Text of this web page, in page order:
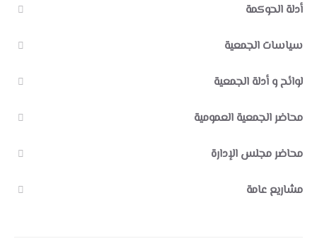
أدلة الحوكمة
سياسات الجمعية
لوائح و أدلة الجمعية
محاضر الجمعية العمومية
محاضر مجلس الإدارة
مشاريع عامة